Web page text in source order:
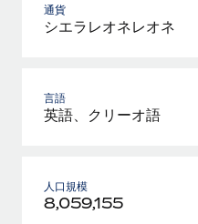
通貨
シエラレオネレオネ
言語
英語、クリーオ語
人口規模
8,059,155